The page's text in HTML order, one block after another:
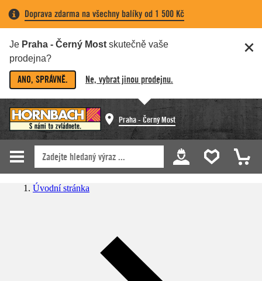
Doprava zdarma na všechny balíky od 1 500 Kč
Je Praha - Černý Most skutečně vaše
prodejna?
ANO, SPRÁVNĚ. Ne, vybrat jinou prodejnu.
Praha - Černý Most
Úvodní stránka